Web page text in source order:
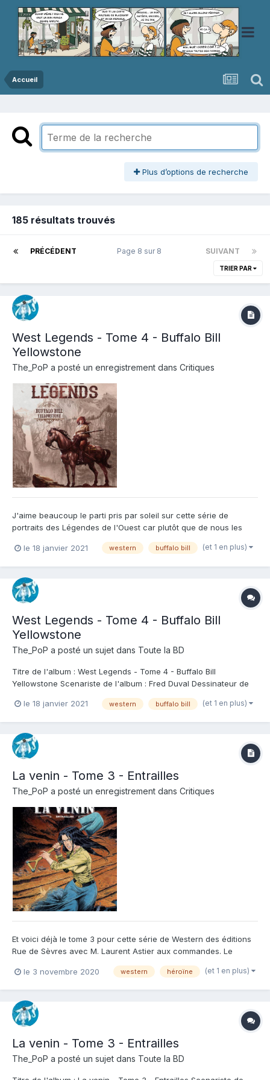
Accueil
Plus d’options de recherche
185 résultats trouvés
PRÉCÉDENT SUIVANT
Page 8 sur 8
TRIER PAR
West Legends - Tome 4 - Buffalo Bill
Yellowstone
The_PoP a posté un enregistrement dans Critiques
J'aime beaucoup le parti pris par soleil sur cette série de
portraits des Légendes de l'Ouest car plutôt que de nous les
format one shot de la bd, ils ont choisi de nous les présenter à
le 18 janvier 2021 western buffalo bill (et 1 en plus)
West Legends - Tome 4 - Buffalo Bill
Yellowstone
The_PoP a posté un sujet dans Toute la BD
Titre de l'album : West Legends - Tome 4 - Buffalo Bill
Yellowstone Scenariste de l'album : Fred Duval Dessinateur de
Soleil Note : Résumé de l'album : Cody est le meilleur chasseur
le 18 janvier 2021 western buffalo bill (et 1 en plus)
La venin - Tome 3 - Entrailles
The_PoP a posté un enregistrement dans Critiques
Et voici déjà le tome 3 pour cette série de Western des éditions
Rue de Sèvres avec M. Laurent Astier aux commandes. Le
série dessinée et scénarisée par un seul auteur. Chapeau bas
le 3 novembre 2020 western héroïne (et 1 en plus)
La venin - Tome 3 - Entrailles
The_PoP a posté un sujet dans Toute la BD